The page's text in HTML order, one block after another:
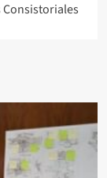
Consistoriales